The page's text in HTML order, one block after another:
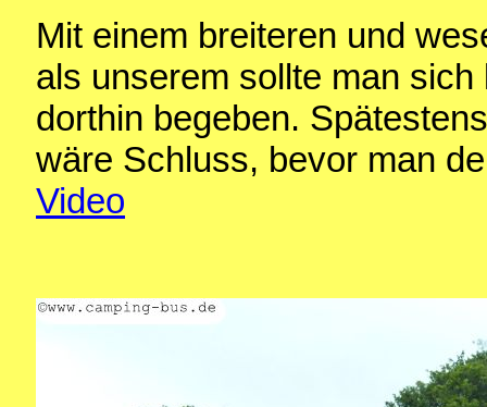
Mit einem breiteren und
als unserem sollte man
dorthin begeben.
wäre Schluss, bevor man
Video